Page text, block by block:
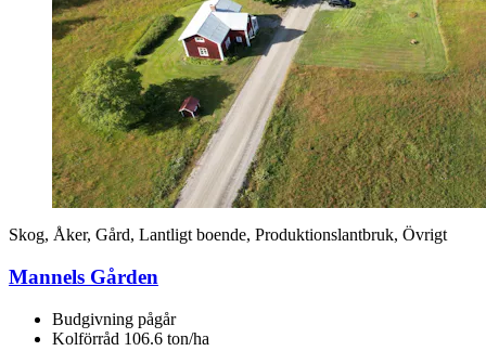
Skog, Åker, Gård, Lantligt boende, Produktionslantbruk, Övrigt
Mannels Gården
Budgivning pågår
Kolförråd 106.6 ton/ha